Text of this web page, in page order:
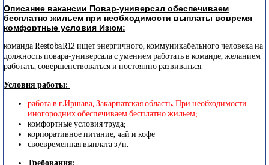
Описание вакансии Повар-универсал обеспечиваем
бесплатно жильем при необходимости выплаты вовремя
комфортные условия Изюм:
команда RestobaR12 ищет энергичного, коммуникабельного человека на
должность повара-универсала с умением работать в команде, желанием
работать, совершенствоваться и постоянно развиваться.
Условия работы:
работа в г.Иршава, Закарпатская область. При необходимости
иногородних обеспечиваем бесплатно жильем;
комфортные условия труда;
корпоративное питание, чай и кофе
своевременная выплата з/п.
Требования: